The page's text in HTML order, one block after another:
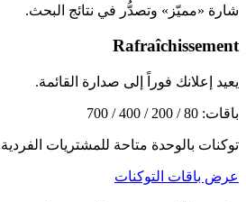
شارة «مميّز» وتصدُّر في نتائج البحث.
Rafraîchissement
يعيد إعلانك فوراً إلى صدارة القائمة.
باقات: 80 / 200 / 400 / 700
توكنات بالوحدة متاحة للمشتريات
عرض باقات التوكنات